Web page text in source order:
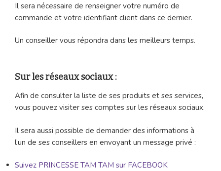
Il sera nécessaire de renseigner votre numéro de
commande et votre identifiant client dans ce dernier.
Un conseiller vous répondra dans les meilleurs temps.
Sur les réseaux sociaux :
Afin de consulter la liste de ses produits et ses services,
vous pouvez visiter ses comptes sur les réseaux sociaux.
Il sera aussi possible de demander des informations à
l’un de ses conseillers en envoyant un message privé :
Suivez PRINCESSE TAM TAM sur FACEBOOK